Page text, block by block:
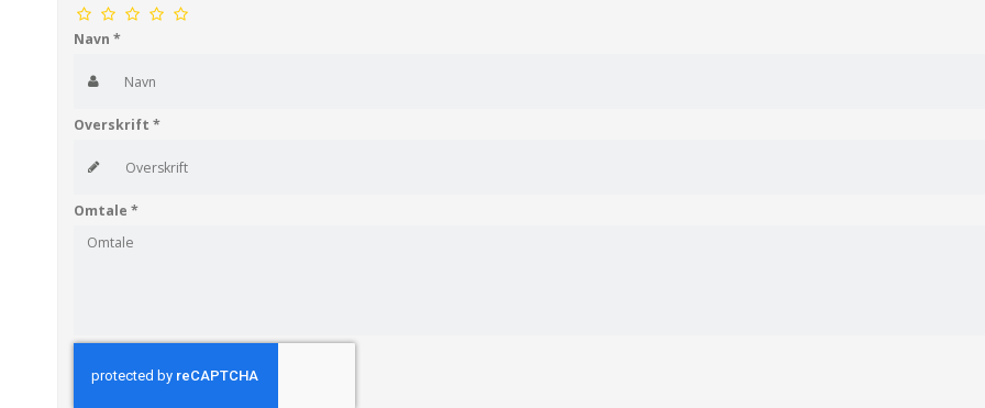
Navn *
Overskrift *
Omtale *